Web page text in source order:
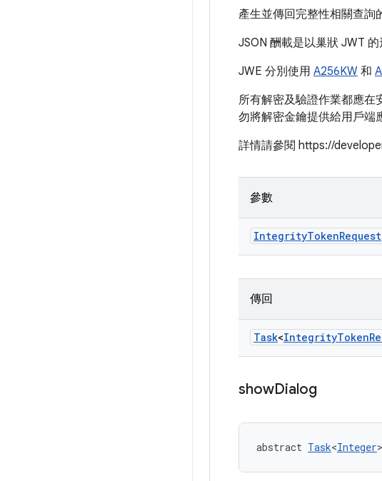
產生並傳回完整性相關查詢
JSON 酬載是以巢狀 JWT
JWE 分別使用 A256KW 和
所有解密及驗證作業都應在
勿將解密金鑰提供給用戶端
詳情請參閱 https://
參數
IntegrityTokenRequest
傳回
Task<IntegrityToken
showDialog
abstract Task<Integer>